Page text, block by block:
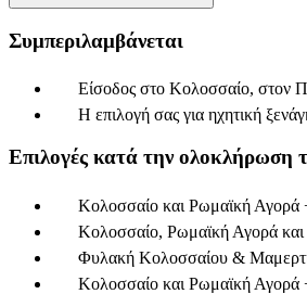
Συμπεριλαμβάνεται
Είσοδος στο Κολοσσαίο, στον
Η επιλογή σας για ηχητική
Επιλογές κατά την ολοκλήρωση
Κολοσσαίο και Ρωμαϊκή Αγορά
Κολοσσαίο, Ρωμαϊκή Αγορά και
Φυλακή Κολοσσαίου &
Κολοσσαίο και Ρωμαϊκή Αγορά